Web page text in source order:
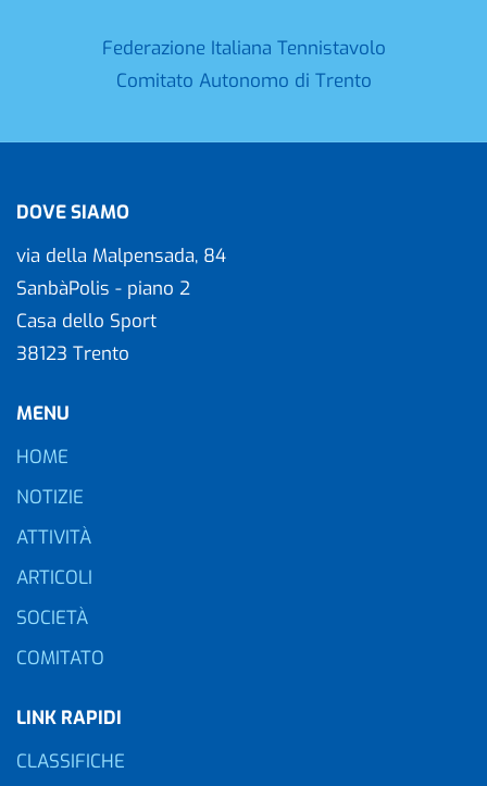
Federazione Italiana Tennistavolo
Comitato Autonomo di Trento
DOVE SIAMO
via della Malpensada, 84
SanbàPolis - piano 2
Casa dello Sport
38123 Trento
MENU
HOME
NOTIZIE
ATTIVITÀ
ARTICOLI
SOCIETÀ
COMITATO
LINK RAPIDI
CLASSIFICHE